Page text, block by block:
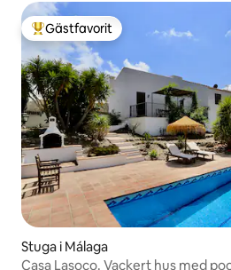
Populär gästfavorit
Gästfavorit
Stuga i Málaga
Casa Lasoco. Vackert hus med